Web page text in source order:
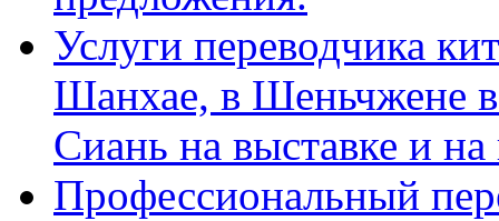
Услуги переводчика
Шанхае, в Шеньчжене
Сиань на выставке и
Профессиональный